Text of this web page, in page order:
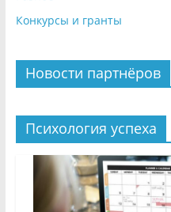
Конкурсы и гранты
Новости партнёров
Психология успеха